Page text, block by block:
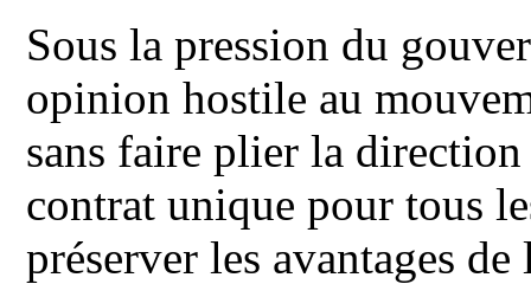
Sous la pression du
opinion hostile au
sans faire plier la
contrat unique pour tous
préserver les avantages